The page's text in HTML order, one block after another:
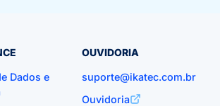
Dados e
OUVIDORIA
suporte@ikatec.com.br
Ouvidoria